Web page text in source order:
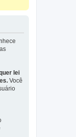
lei
Você